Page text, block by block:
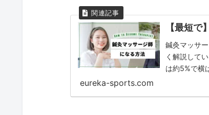
【最短で
鍼灸マッサ
く解説して
は約5%で横
いても触れ
eureka-sports.com